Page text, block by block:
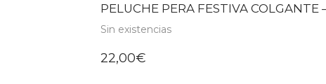
PELUCHE PERA FESTIVA COLGANTE
Sin existencias
22,00€